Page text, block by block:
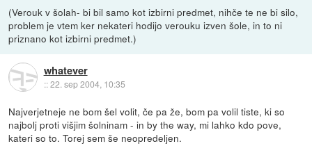
(Verouk v šolah- bi bil samo kot izbirni predmet, nihče te ne bi silo,
problem je vtem ker nekateri hodijo verouku izven šole, in to ni
priznano kot izbirni predmet.)
whatever
::22. sep 2004, 10:35
Najverjetneje ne bom šel volit, če pa že, bom pa volil tiste, ki so
najbolj proti višjim šolninam - in by the way, mi lahko kdo pove,
kateri so to. Torej sem še neopredeljen.